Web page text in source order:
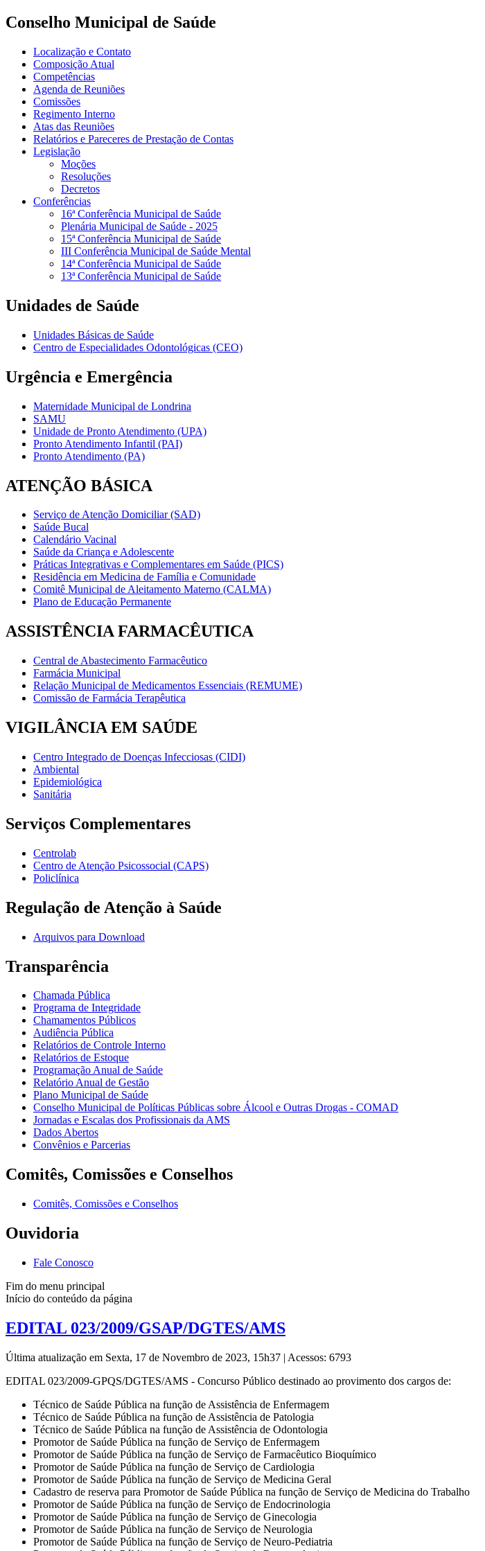
Conselho Municipal de Saúde
Localização e Contato
Composição Atual
Competências
Agenda de Reuniões
Comissões
Regimento Interno
Atas das Reuniões
Relatórios e Pareceres de Prestação de Contas
Legislação
Moções
Resoluções
Decretos
Conferências
16ª Conferência Municipal de Saúde
Plenária Municipal de Saúde - 2025
15ª Conferência Municipal de Saúde
III Conferência Municipal de Saúde Mental
14ª Conferência Municipal de Saúde
13ª Conferência Municipal de Saúde
Unidades de Saúde
Unidades Básicas de Saúde
Centro de Especialidades Odontológicas (CEO)
Urgência e Emergência
Maternidade Municipal de Londrina
SAMU
Unidade de Pronto Atendimento (UPA)
Pronto Atendimento Infantil (PAI)
Pronto Atendimento (PA)
ATENÇÃO BÁSICA
Serviço de Atenção Domiciliar (SAD)
Saúde Bucal
Calendário Vacinal
Saúde da Criança e Adolescente
Práticas Integrativas e Complementares em Saúde (PICS)
Residência em Medicina de Família e Comunidade
Comitê Municipal de Aleitamento Materno (CALMA)
Plano de Educação Permanente
ASSISTÊNCIA FARMACÊUTICA
Central de Abastecimento Farmacêutico
Farmácia Municipal
Relação Municipal de Medicamentos Essenciais (REMUME)
Comissão de Farmácia Terapêutica
VIGILÂNCIA EM SAÚDE
Centro Integrado de Doenças Infecciosas (CIDI)
Ambiental
Epidemiológica
Sanitária
Serviços Complementares
Centrolab
Centro de Atenção Psicossocial (CAPS)
Policlínica
Regulação de Atenção à Saúde
Arquivos para Download
Transparência
Chamada Pública
Programa de Integridade
Chamamentos Públicos
Audiência Pública
Relatórios de Controle Interno
Relatórios de Estoque
Programação Anual de Saúde
Relatório Anual de Gestão
Plano Municipal de Saúde
Conselho Municipal de Políticas Públicas sobre Álcool e Outras Drogas - COMAD
Jornadas e Escalas dos Profissionais da AMS
Dados Abertos
Convênios e Parcerias
Comitês, Comissões e Conselhos
Comitês, Comissões e Conselhos
Ouvidoria
Fale Conosco
Fim do menu principal
Início do conteúdo da página
EDITAL 023/2009/GSAP/DGTES/AMS
Última atualização em Sexta, 17 de Novembro de 2023, 15h37 | Acessos: 6793
EDITAL 023/2009-GPQS/DGTES/AMS - Concurso Público destinado ao provimento dos cargos de:
Técnico de Saúde Pública na função de Assistência de Enfermagem
Técnico de Saúde Pública na função de Assistência de Patologia
Técnico de Saúde Pública na função de Assistência de Odontologia
Promotor de Saúde Pública na função de Serviço de Enfermagem
Promotor de Saúde Pública na função de Serviço de Farmacêutico Bioquímico
Promotor de Saúde Pública na função de Serviço de Cardiologia
Promotor de Saúde Pública na função de Serviço de Medicina Geral
Cadastro de reserva para Promotor de Saúde Pública na função de Serviço de Medicina do Trabalho
Promotor de Saúde Pública na função de Serviço de Endocrinologia
Promotor de Saúde Pública na função de Serviço de Ginecologia
Promotor de Saúde Pública na função de Serviço de Neurologia
Promotor de Saúde Pública na função de Serviço de Neuro-Pediatria